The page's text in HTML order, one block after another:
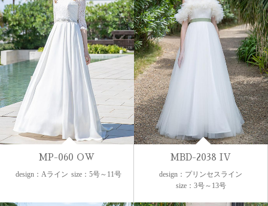
MP-060 OW
design：Aライン size：5号～11号
MBD-2038 IV
design：プリンセスライン
size：3号～13号